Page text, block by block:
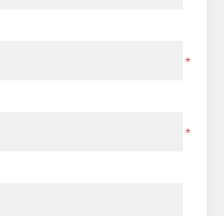
*
*